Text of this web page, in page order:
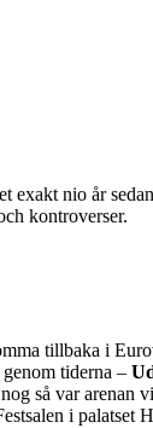
exakt nio år
kontroverser.
tillbaka i
tiderna –
så var
i